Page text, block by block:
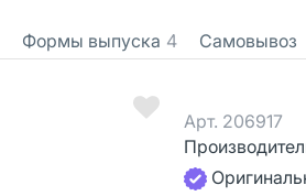
Формы выпуска 4 Самовывоз
Арт. 206917